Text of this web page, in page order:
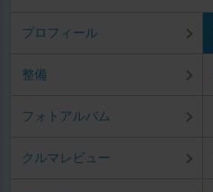
プロフィール
整備
フォトアルバム
クルマレビュー